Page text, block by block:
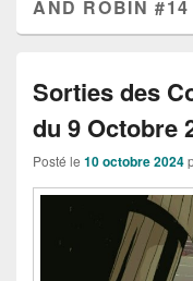
AND ROBIN #14
Sorties des
du 9 Octobre
Posté le 10 octobre 2024